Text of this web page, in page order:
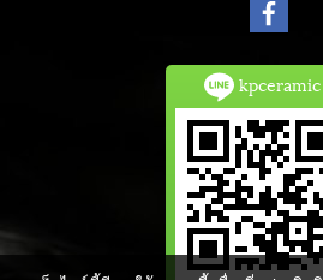
kpceramic